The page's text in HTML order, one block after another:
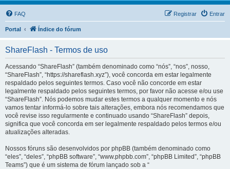
FAQ Entrar
Registrar
Portal Índice do fórum
ShareFlash - Termos de uso
Acessando “ShareFlash” (também denominado como “nós”, “nos”, nosso,
“ShareFlash”, “https://shareflash.xyz”), você concorda em estar legalmente
respaldado pelos seguintes termos. Caso você não concorde em estar
legalmente respaldado pelos seguintes termos, por favor não acesse e/ou use
“ShareFlash”. Nós podemos mudar estes termos a qualquer momento e nós
vamos tentar informá-lo sobre tais alterações, embora nós recomendamos que
você revise isso regularmente e continuado usando “ShareFlash” depois,
significa que você concorda em ser legalmente respaldado pelos termos e/ou
atualizações alteradas.
Nossos fóruns são desenvolvidos por phpBB (também denominado como
“eles”, “deles”, “phpBB software”, “www.phpbb.com”, “phpBB Limited”, “phpBB
Teams”) que é um sistema de fórum lançado sob a “